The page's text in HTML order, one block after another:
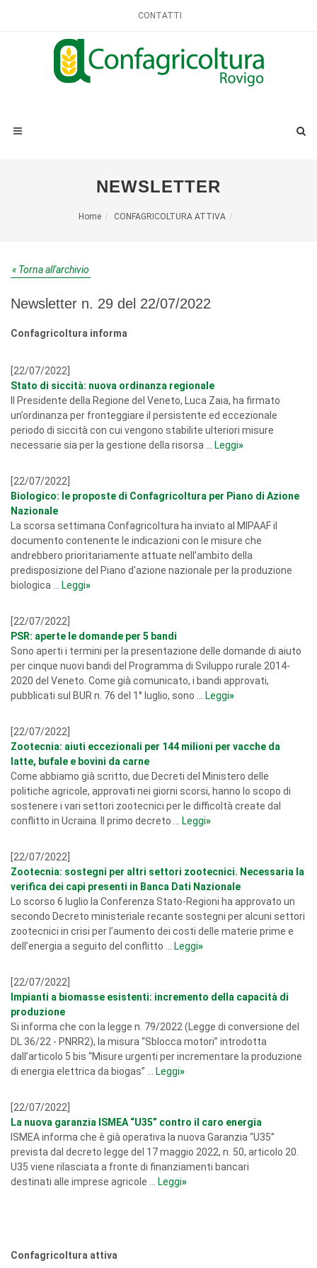
CONTATTI
NEWSLETTER
Home CONFAGRICOLTURA ATTIVA
« Torna all'archivio
Newsletter n. 29 del 22/07/2022
Confagricoltura informa
[22/07/2022]
Stato di siccità: nuova ordinanza regionale
Il Presidente della Regione del Veneto, Luca Zaia, ha firmato
un’ordinanza per fronteggiare il persistente ed eccezionale
periodo di siccità con cui vengono stabilite ulteriori misure
necessarie sia per la gestione della risorsa ...
Leggi»
[22/07/2022]
Biologico: le proposte di Confagricoltura per Piano di Azione
Nazionale
La scorsa settimana Confagricoltura ha inviato al MIPAAF il
documento contenente le indicazioni con le misure che
andrebbero prioritariamente attuate nell’ambito della
predisposizione del Piano d'azione nazionale per la produzione
biologica ...
Leggi»
[22/07/2022]
PSR: aperte le domande per 5 bandi
Sono aperti i termini per la presentazione delle domande di aiuto
per cinque nuovi bandi del Programma di Sviluppo rurale 2014-
2020 del Veneto. Come già comunicato, i bandi approvati,
pubblicati sul BUR n. 76 del 1° luglio, sono ...
Leggi»
[22/07/2022]
Zootecnia: aiuti eccezionali per 144 milioni per vacche da
latte, bufale e bovini da carne
Come abbiamo già scritto, due Decreti del Ministero delle
politiche agricole, approvati nei giorni scorsi, hanno lo scopo di
sostenere i vari settori zootecnici per le difficoltà create dal
conflitto in Ucraina. Il primo decreto ...
Leggi»
[22/07/2022]
Zootecnia: sostegni per altri settori zootecnici. Necessaria la
verifica dei capi presenti in Banca Dati Nazionale
Lo scorso 6 luglio la Conferenza Stato-Regioni ha approvato un
secondo Decreto ministeriale recante sostegni per alcuni settori
zootecnici in crisi per l’aumento dei costi delle materie prime e
dell’energia a seguito del conflitto ...
Leggi»
[22/07/2022]
Impianti a biomasse esistenti: incremento della capacità di
produzione
Si informa che con la legge n. 79/2022 (Legge di conversione del
DL 36/22 - PNRR2), la misura “Sblocca motori” introdotta
dall’articolo 5 bis “Misure urgenti per incrementare la produzione
di energia elettrica da biogas” ...
Leggi»
[22/07/2022]
La nuova garanzia ISMEA “U35” contro il caro energia
ISMEA informa che è già operativa la nuova Garanzia “U35”
prevista dal decreto legge del 17 maggio 2022, n. 50, articolo 20.
U35 viene rilasciata a fronte di finanziamenti bancari
destinati alle imprese agricole ...
Leggi»
Confagricoltura attiva